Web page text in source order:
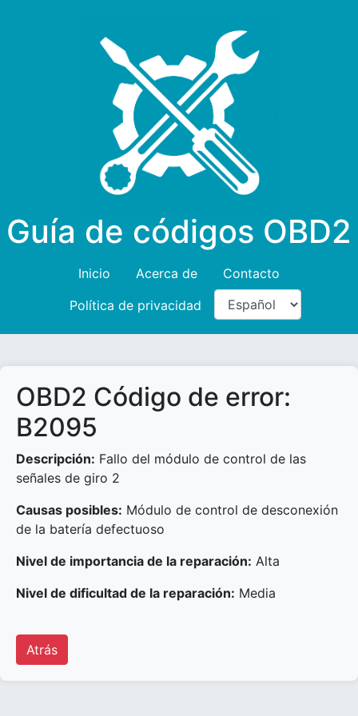
Guía de códigos OBD2
Inicio Acerca de
Contacto
Política de privacidad
OBD2 Código de error:
B2095
Descripción: Fallo del módulo de control de las
señales de giro 2
Causas posibles: Módulo de control de desconexión
de la batería defectuoso
Nivel de importancia de la reparación: Alta
Nivel de dificultad de la reparación: Media
Atrás